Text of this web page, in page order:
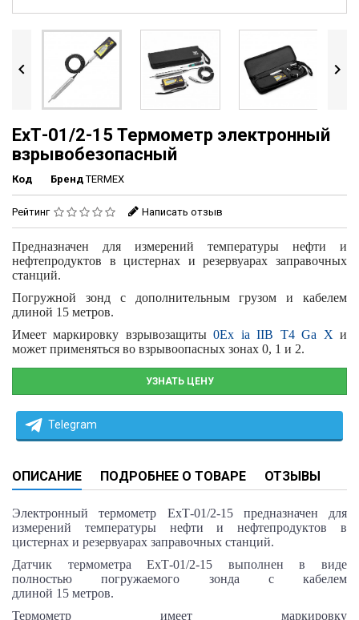
 
ЕхТ-01/2-15 Термометр электронный
взрывобезопасный
Код Бренд TERMEX
Рейтинг Написать отзыв
Предназначен для измерений температуры нефти и
нефтепродуктов в цистернах и резервуарах заправочных
станций.
Погружной зонд с дополнительным грузом и кабелем
длиной 15 метров.
Имеет маркировку взрывозащиты0Ех ia IIB T4 Ga Х и
может применяться во взрывоопасных зонах 0, 1 и 2.
УЗНАТЬ ЦЕНУ
Telegram
ОПИСАНИЕ ПОДРОБНЕЕ О ТОВАРЕ ОТЗЫВЫ
Электронный термометр ЕхТ-01/2-15предназначен для
измерений температуры нефти и нефтепродуктов в
цистернах и резервуарах заправочных станций.
Датчик термометраЕхТ-01/2-15 выполнен в виде
полностью погружаемого зонда с кабелем
длиной 15 метров.
Термометр имеет маркировку